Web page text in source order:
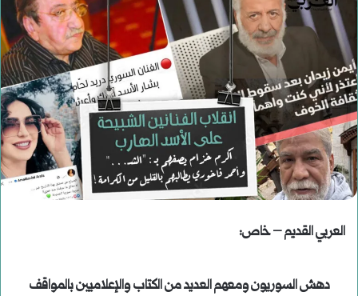
العربي القديم – خاص:
دهش السوريون ومعهم العديد من الكتاب والإعلاميين بالمواقف